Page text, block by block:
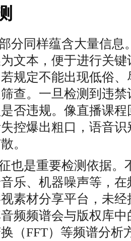
分同样蕴含大量信息
文本，便于进行关
规定不能出现低俗
查。一旦检测到违
否违规。像直播课
控爆出粗口，语音
。
也是重要检测依据。
乐、机器噪声等，
素材分享平台，未
频频谱会与版权库
（FFT）等频谱分析